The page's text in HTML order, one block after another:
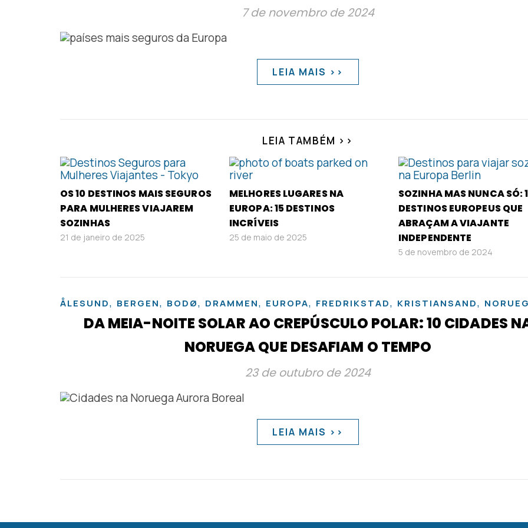
7 de novembro de 2024
LEIA MAIS >>
LEIA TAMBÉM >>
OS 10 DESTINOS MAIS SEGUROS
PARA MULHERES VIAJAREM
SOZINHAS
21 de janeiro de 2025
MELHORES LUGARES NA
EUROPA: 15 DESTINOS
INCRÍVEIS
25 de maio de 2025
SOZINHA MAS NUNCA SÓ:
DESTINOS EUROPEUS QUE
ABRAÇAM A VIAJANTE
INDEPENDENTE
5 de novembro de 2024
ÅLESUND, BERGEN, BODØ, DRAMMEN, EUROPA, FREDRIKSTAD, KRISTIANSAND,
DA MEIA-NOITE SOLAR AO CREPÚSCULO POLAR: 10 CIDADES
NORUEGA QUE DESAFIAM O TEMPO
23 de outubro de 2024
LEIA MAIS >>